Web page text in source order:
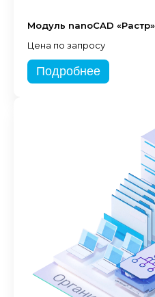
Модуль nanoCAD «Растр»
Цена по запросу
Подробнее